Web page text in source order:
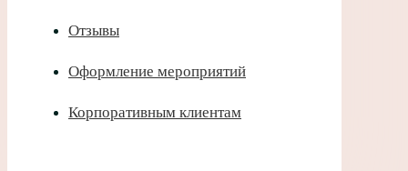
Отзывы
Оформление мероприятий
Корпоративным клиентам